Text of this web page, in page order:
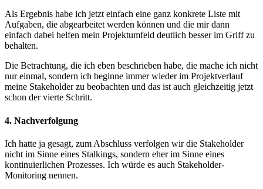
Als Ergebnis habe ich jetzt einfach eine ganz konkrete Liste mit
Aufgaben, die abgearbeitet werden können und die mir dann
einfach dabei helfen mein Projektumfeld deutlich besser im Griff zu
behalten.
Die Betrachtung, die ich eben beschrieben habe, die mache ich nicht
nur einmal, sondern ich beginne immer wieder im Projektverlauf
meine Stakeholder zu beobachten und das ist auch gleichzeitig jetzt
schon der vierte Schritt.
4. Nachverfolgung
Ich hatte ja gesagt, zum Abschluss verfolgen wir die Stakeholder
nicht im Sinne eines Stalkings, sondern eher im Sinne eines
kontinuierlichen Prozesses. Ich würde es auch Stakeholder-
Monitoring nennen.